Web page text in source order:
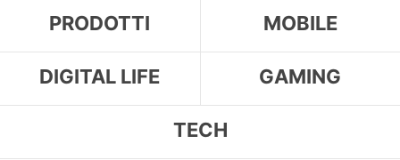
PRODOTTI MOBILE
DIGITAL LIFE GAMING
TECH